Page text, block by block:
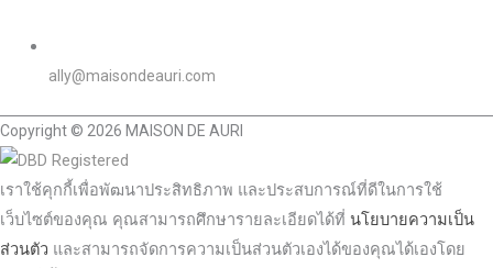
ally@maisondeauri.com
Copyright © 2026 MAISON DE AURI
เราใช้คุกกี้เพื่อพัฒนาประสิทธิภาพ และประสบการณ์ที่ดีในการใช้
เว็บไซต์ของคุณ คุณสามารถศึกษารายละเอียดได้ที่ นโยบายความเป็น
ส่วนตัว และสามารถจัดการความเป็นส่วนตัวเองได้ของคุณได้เองโดย